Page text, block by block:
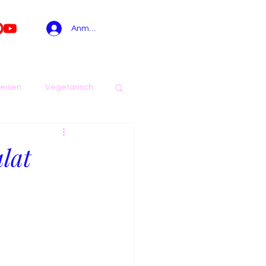
Anmelden
Vegetarisch